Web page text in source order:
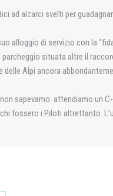
alzarci svelti per
alloggio di servizio con la
parcheggio situata altre il
Alpi ancora
sapevamo: attendiamo un
fossero i Piloti altrettanto.